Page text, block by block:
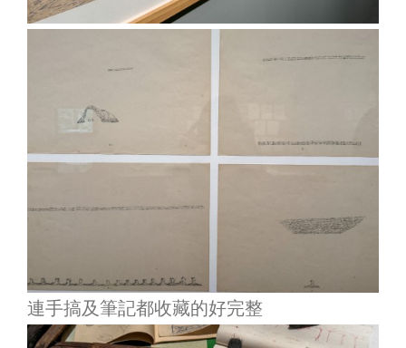
連手搞及筆記都收藏的好完整